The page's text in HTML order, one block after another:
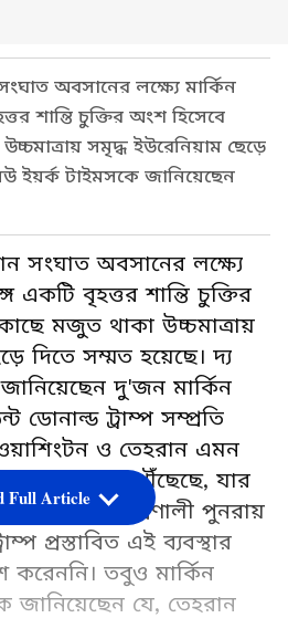
অবসানের লক্ষ্যে মার্কিন
শান্তি চুক্তির অংশ হিসেবে
সমৃদ্ধ ইউরেনিয়াম ছেড়ে
ইয়র্ক টাইমসকে জানিয়েছেন
সংঘাত অবসানের লক্ষ্যে
একটি বৃহত্তর শান্তি চুক্তির
মজুত থাকা উচ্চমাত্রায়
দিতে সম্মত হয়েছে। দ্য
দু'জন মার্কিন
ডোনাল্ড ট্রাম্প সম্প্রতি
ও তেহরান এমন
দ্বারপ্রান্তে পৌঁছেছে, যার
এবং হরমুজ প্রণালী পুনরায়
প্রস্তাবিত এই ব্যবস্থার
করেননি। তবুও মার্কিন
জানিয়েছেন যে, তেহরান
Full Article